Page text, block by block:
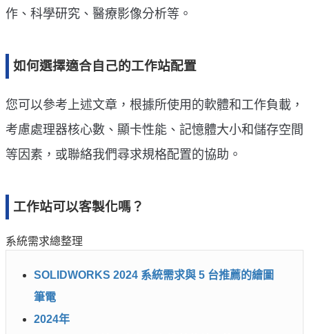
作、科學研究、醫療影像分析等。
如何選擇適合自己的工作站配置
您可以參考上述文章，根據所使用的軟體和工作負載，
考慮處理器核心數、顯卡性能、記憶體大小和儲存空間
等因素，或聯絡我們尋求規格配置的協助。
工作站可以客製化嗎？
系統需求總整理
SOLIDWORKS 2024 系統需求與 5 台推薦的繪圖
筆電
2024年